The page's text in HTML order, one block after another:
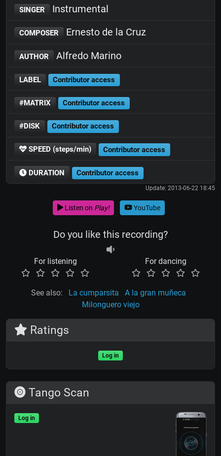
SINGER Instrumental
COMPOSER Ernesto de la Cruz
AUTHOR Alfredo Marino
LABEL Contributor access
#MATRIX Contributor access
#DISK Contributor access
SPEED (steps/min) Contributor access
DURATION Contributor access
Update: 2013-06-22 18:45
Listen on Play! YouTube
Do you like this recording?
For listening For dancing
See also: La cumparsita
A la gran muñeca
Milonguero viejo
Ratings
Log in
Tango Scan
Log in